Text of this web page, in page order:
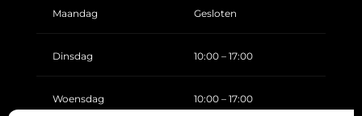
Maandag Gesloten
Dinsdag 10:00 – 17:00
Woensdag 10:00 – 17:00